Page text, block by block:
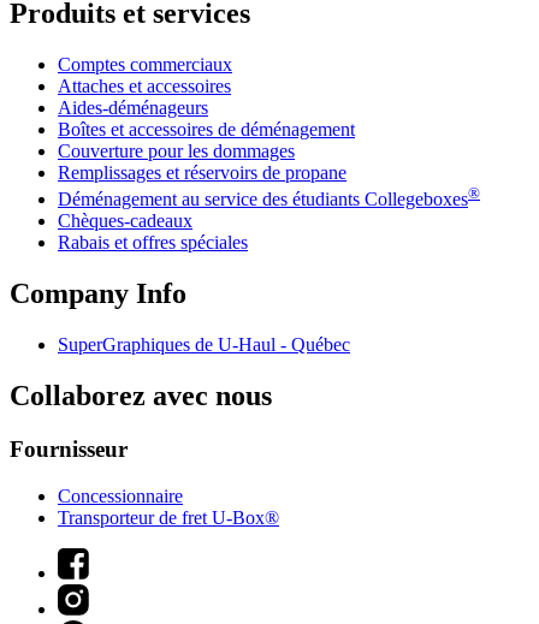
Produits et services
Comptes commerciaux
Attaches et accessoires
Aides-déménageurs
Boîtes et accessoires de déménagement
Couverture pour les dommages
Remplissages et réservoirs de propane
Déménagement au service des étudiants Collegeboxes®
Chèques-cadeaux
Rabais et offres spéciales
Company Info
SuperGraphiques de U-Haul - Québec
Collaborez avec nous
Fournisseur
Concessionnaire
Transporteur de fret U-Box®